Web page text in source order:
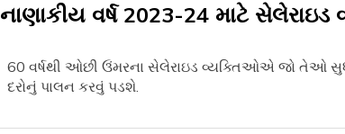
નાણાકીય વર્ષ 2023-24 માટે
60 વર્ષથી ઓછી ઉંમરના સેલેરાઇડ વ્યક્તિઓએ જો તેઓ
દરોનું પાલન કરવું પડશે.